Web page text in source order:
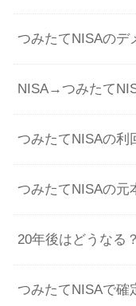
つみたてNISAのデ
NISA→つみたて
つみたてNISAの利
つみたてNISAの元
20年後はどうなる
つみたてNISAで確